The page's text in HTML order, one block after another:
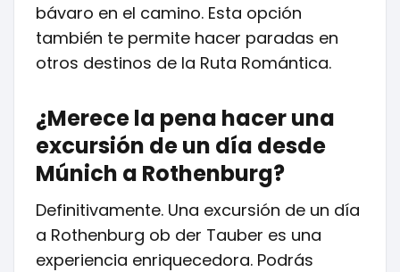
bávaro en el camino. Esta opción
también te permite hacer paradas en
otros destinos de la Ruta Romántica.
¿Merece la pena hacer una
excursión de un día desde
Múnich a Rothenburg?
Definitivamente. Una excursión de un día
a Rothenburg ob der Tauber es una
experiencia enriquecedora. Podrás